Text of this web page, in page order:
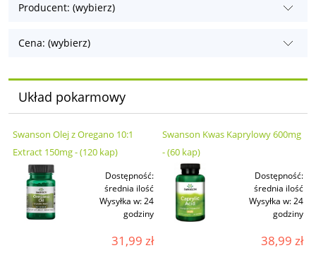
Producent: (wybierz)
Cena: (wybierz)
Układ pokarmowy
Swanson Olej z Oregano 10:1
Extract 150mg - (120 kap)
Dostępność:
średnia ilość
Wysyłka w:24
godziny
31,99 zł
Swanson Kwas Kaprylowy 600mg
- (60 kap)
Dostępność:
średnia ilość
Wysyłka w:24
godziny
38,99 zł